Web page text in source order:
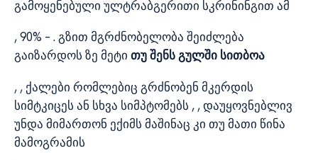
გამოყენებული ულტრაბგერითი სკრინინგით ამ
, 90% – . გზით მგრძნობელობა შეიძლება
გაიზარდოს ზე მეტი თუ შენს გულში სითბოა
, , ქალები რომლებიც გრძნობენ მკერდის
სიმტკიცეს ან სხვა სიმპტომებს , , დაუყოვნებლივ
უნდა მიმართონ ექიმს მაშინაც კი თუ მათი წინა
მამოგრამის